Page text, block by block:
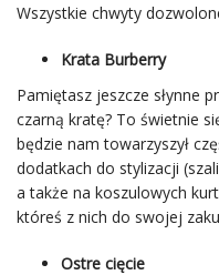
Wszystkie chwyty
Krata Burberry
Pamiętasz jeszcze słynne
czarną kratę? To świetnie
będzie nam towarzyszył
dodatkach do stylizacji
a także na koszulowych
któreś z nich do swojej
Ostre cięcie